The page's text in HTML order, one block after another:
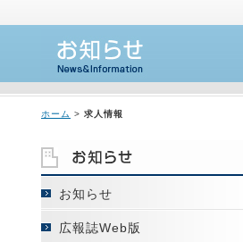
ホーム > 求人情報
お知らせ
広報誌Web版